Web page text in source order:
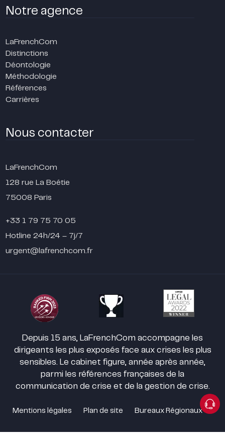
Notre agence
LaFrenchCom
Distinctions
Déontologie
Méthodologie
Références
Carrières
Nous contacter
LaFrenchCom
128 rue La Boétie
75008 Paris
+33 1 79 75 70 05
Hotline 24h/24 – 7j/7
urgent@lafrenchcom.fr
Depuis 15 ans, LaFrenchCom accompagne les
dirigeants les plus exposés face aux crises les plus
sensibles. Le cabinet figure, année après année,
parmi les références françaises de la
communication de crise et de la gestion de crise.
Mentions légales Plan de site Bureaux Régionaux